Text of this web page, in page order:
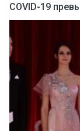
COVID-19